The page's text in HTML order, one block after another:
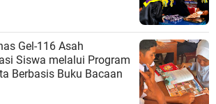
Gel-116 Asah
Siswa melalui Program
Berbasis Buku Bacaan